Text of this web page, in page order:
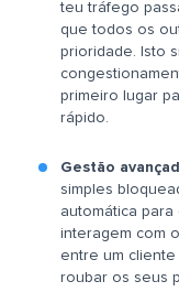
teu tráfego
que todos os
prioridade. Isto
primeiro lugar
rápido.
Gestão
simples
automática
interagem com
entre um
roubar os seus